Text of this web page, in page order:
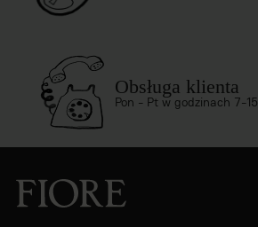
Obsługa klienta
Pon - Pt w godzinach 7-15